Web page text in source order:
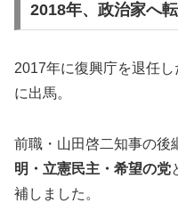
2018年、政治家へ
2017年に復興庁を退任
に出馬。
前職・山田啓二知事の後
明・立憲民主・希望の党
補しました。